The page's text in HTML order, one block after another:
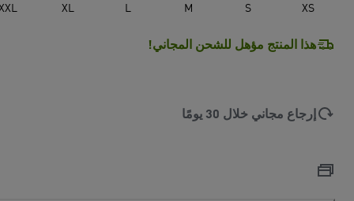
XS
S
M
L
XL
هذا المنتج مؤهل للشحن المجاني!
إرجاع مجاني خلال 30 يومًا